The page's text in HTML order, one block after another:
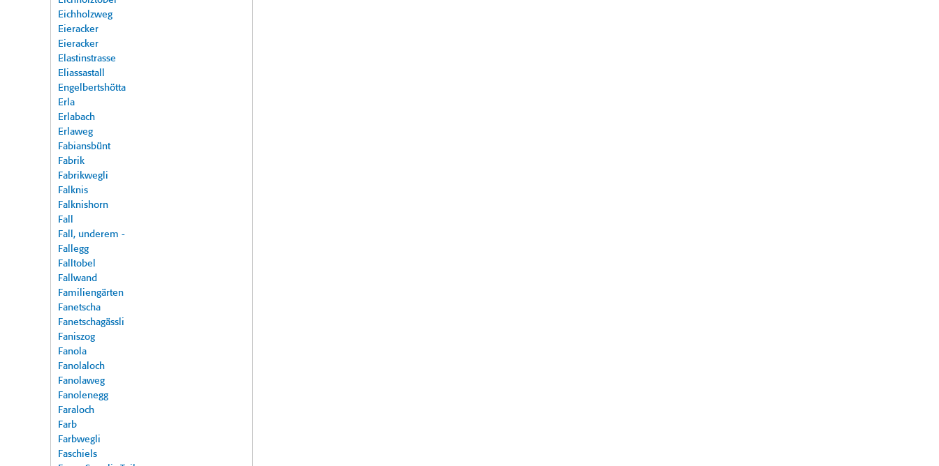
Eichholzweg
Eieracker
Eieracker
Elastinstrasse
Eliassastall
Engelbertshötta
Erla
Erlabach
Erlaweg
Fabiansbünt
Fabrik
Fabrikwegli
Falknis
Falknishorn
Fall
Fall, underem -
Fallegg
Falltobel
Fallwand
Familiengärten
Fanetscha
Fanetschagässli
Faniszog
Fanola
Fanolaloch
Fanolaweg
Fanolenegg
Faraloch
Farb
Farbwegli
Faschiels